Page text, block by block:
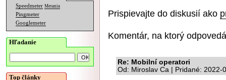
Speedmeter Merania
Pingmeter
Googlemeter
Hľadanie
Top články
Prispievajte do diskusií ako
Komentár, na ktorý
Re: Mobilní operatori
Od: Miroslav Ca | Pridané: 2022-